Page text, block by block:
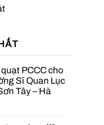
PCCC cho
Sĩ Quan Lục
Tây – Hà